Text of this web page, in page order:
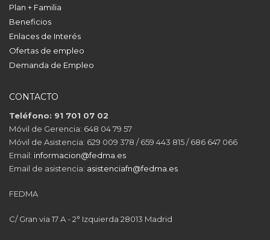
Plan + Familia
Beneficios
Enlaces de Interés
Ofertas de empleo
Demanda de Empleo
CONTACTO
Teléfono: 91 701 07 02
Móvil de Gerencia: 648 04 79 57
Móvil de Asistencia: 629 009 378 / 659 443 815 / 686 647 066
Email: informacion@fedma.es
Email de asistencia: asistenciafn@fedma.es
FEDMA
C/ Gran via 17 A - 2° Izquierda 28013 Madrid